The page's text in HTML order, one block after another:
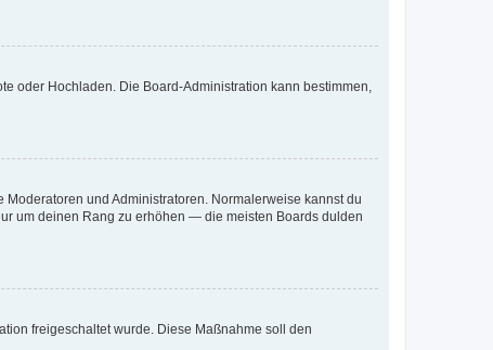
oder Hochladen. Die Board-Administration kann bestimmen,
und Administratoren. Normalerweise kannst du
um deinen Rang zu erhöhen — die meisten Boards dulden
freigeschaltet wurde. Diese Maßnahme soll den